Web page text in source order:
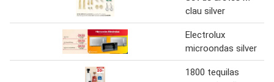
clau silver
Electrolux
microondas silver
1800 tequilas